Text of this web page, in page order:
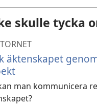
skulle tycka
äktenskapet
man kommunicera